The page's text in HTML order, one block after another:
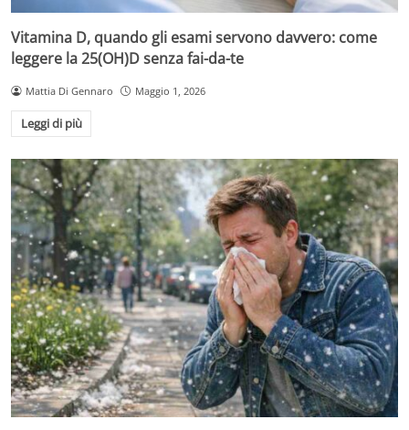
Vitamina D, quando gli esami servono davvero: come
leggere la 25(OH)D senza fai-da-te
Mattia Di Gennaro Maggio 1, 2026
Leggi di più